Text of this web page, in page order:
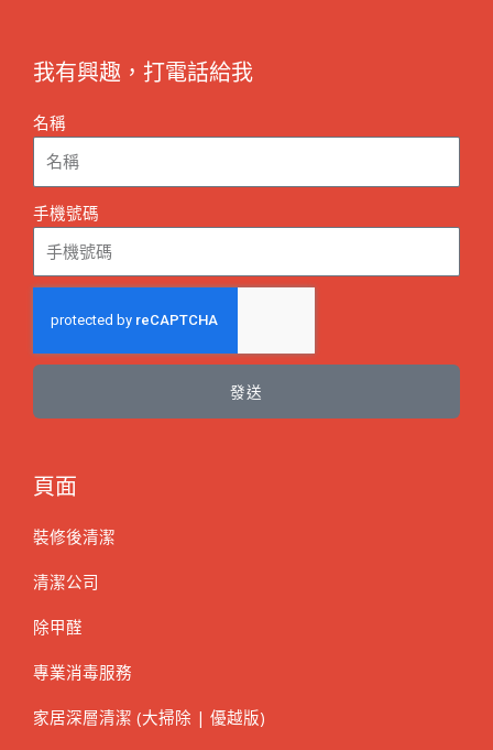
我有興趣，打電話給我
名稱
手機號碼
發送
頁面
裝修後清潔
清潔公司
除甲醛
專業消毒服務
家居深層清潔 (大掃除 | 優越版)